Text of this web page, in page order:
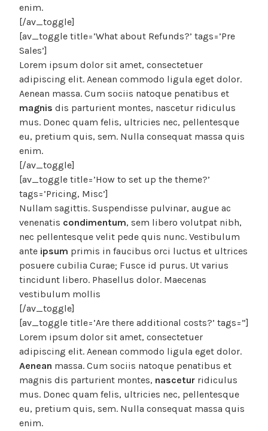
enim.
[/av_toggle]
[av_toggle title=’What about Refunds?’ tags=’Pre
Sales’]
Lorem ipsum dolor sit amet, consectetuer
adipiscing elit. Aenean commodo ligula eget dolor.
Aenean massa. Cum sociis natoque penatibus et
magnis dis parturient montes, nascetur ridiculus
mus. Donec quam felis, ultricies nec, pellentesque
eu, pretium quis, sem. Nulla consequat massa quis
enim.
[/av_toggle]
[av_toggle title=’How to set up the theme?’
tags=’Pricing, Misc’]
Nullam sagittis. Suspendisse pulvinar, augue ac
venenatis condimentum, sem libero volutpat nibh,
nec pellentesque velit pede quis nunc. Vestibulum
ante ipsum primis in faucibus orci luctus et ultrices
posuere cubilia Curae; Fusce id purus. Ut varius
tincidunt libero. Phasellus dolor. Maecenas
vestibulum mollis
[/av_toggle]
[av_toggle title=’Are there additional costs?’ tags=”]
Lorem ipsum dolor sit amet, consectetuer
adipiscing elit. Aenean commodo ligula eget dolor.
Aenean massa. Cum sociis natoque penatibus et
magnis dis parturient montes, nascetur ridiculus
mus. Donec quam felis, ultricies nec, pellentesque
eu, pretium quis, sem. Nulla consequat massa quis
enim.